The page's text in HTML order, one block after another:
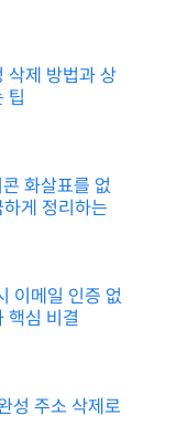
삭제 방법과 상
팁
화살표를 없
게 정리하는
이메일 인증 없
핵심 비결
성 주소 삭제로